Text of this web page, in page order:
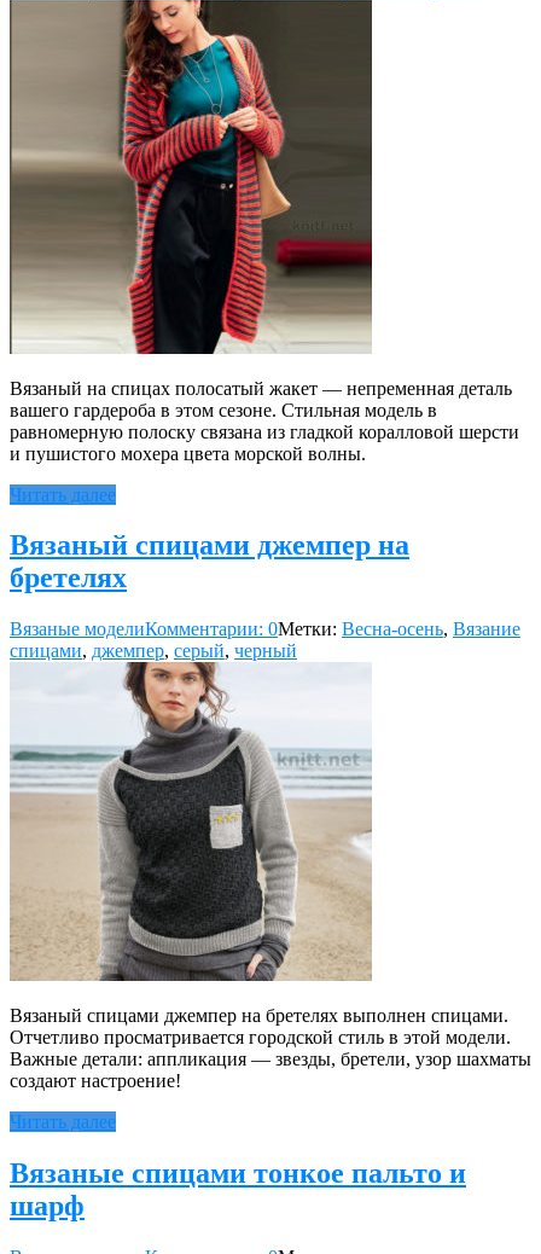
Вязаный на спицах полосатый жакет — непременная деталь
вашего гардероба в этом сезоне. Стильная модель в
равномерную полоску связана из гладкой коралловой шерсти
и пушистого мохера цвета морской волны.
Читать далее
Вязаный спицами джемпер на
бретелях
Вязаные моделиКомментарии: 0Метки: Весна-осень, Вязание
спицами, джемпер, серый, черный
Вязаный спицами джемпер на бретелях выполнен спицами.
Отчетливо просматривается городской стиль в этой модели.
Важные детали: аппликация — звезды, бретели, узор шахматы
создают настроение!
Читать далее
Вязаные спицами тонкое пальто и
шарф